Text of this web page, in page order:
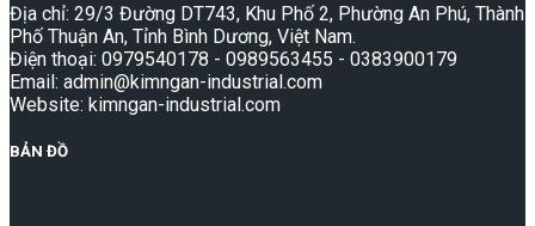
Địa chỉ: 29/3 Đường DT743, Khu Phố 2, Phường An Phú, Thành
Phố Thuận An, Tỉnh Bình Dương, Việt Nam.
Điện thoại: 0979540178 - 0989563455 - 0383900179
Email: admin@kimngan-industrial.com
Website: kimngan-industrial.com
BẢN ĐỒ